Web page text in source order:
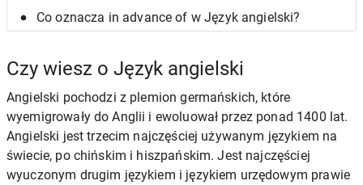
Co oznacza in advance of w Język angielski?
Czy wiesz o Język angielski
Angielski pochodzi z plemion germańskich, które
wyemigrowały do Anglii i ewoluował przez ponad 1400 lat.
Angielski jest trzecim najczęściej używanym językiem na
świecie, po chińskim i hiszpańskim. Jest najczęściej
wyuczonym drugim językiem i językiem urzędowym prawie